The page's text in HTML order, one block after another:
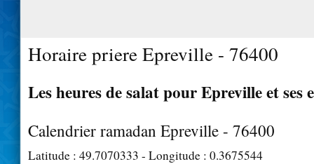
Horaire priere Epreville - 76400
Les heures de salat pour Epreville et ses
Calendrier ramadan Epreville - 76400
Latitude : 49.7070333 - Longitude : 0.3675544